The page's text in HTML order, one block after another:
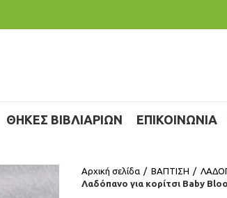
ΘΗΚΕΣ ΒΙΒΛΙΑΡΙΩΝ ΕΠΙΚΟΙΝΩΝΙΑ
Αρχική σελίδα ΒΑΠΤΙΣΗ
Λαδόπανο για κορίτσι Baby